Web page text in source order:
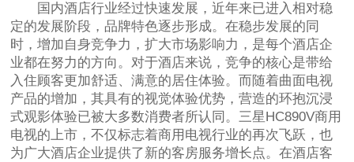
国内酒店行业经过快速发展，近年来已进入相对稳
定的发展阶段，品牌特色逐步形成。在稳步发展的同
时，增加自身竞争力，扩大市场影响力，是每个酒店企
业都在努力的方向。对于酒店来说，竞争的核心是带给
入住顾客更加舒适、满意的居住体验。而随着曲面电视
产品的增加，其具有的视觉体验优势，营造的环抱沉浸
式观影体验已被大多数消费者所认同。三星HC890V商用
电视的上市，不仅标志着商用电视行业的再次飞跃，也
为广大酒店企业提供了新的客房服务增长点。在酒店客